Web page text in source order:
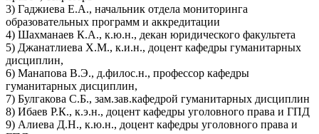
3) Гаджиева Е.А., начальник отдела мониторинга
образовательных программ и аккредитации
4) Шахманаев К.А., к.ю.н., декан юридического факультета
5) Джанатлиева Х.М., к.и.н., доцент кафедры гуманитарных
дисциплин,
6) Манапова В.Э., д.филос.н., профессор кафедры
гуманитарных дисциплин,
7) Булгакова С.Б., зам.зав.кафедрой гуманитарных дисциплин
8) Ибаев Р.К., к.э.н., доцент кафедры уголовного права и ГПД
9) Алиева Д.Н., к.ю.н., доцент кафедры уголовного права и